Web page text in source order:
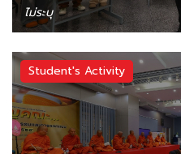
ไม่ระบุ
Student's Activity